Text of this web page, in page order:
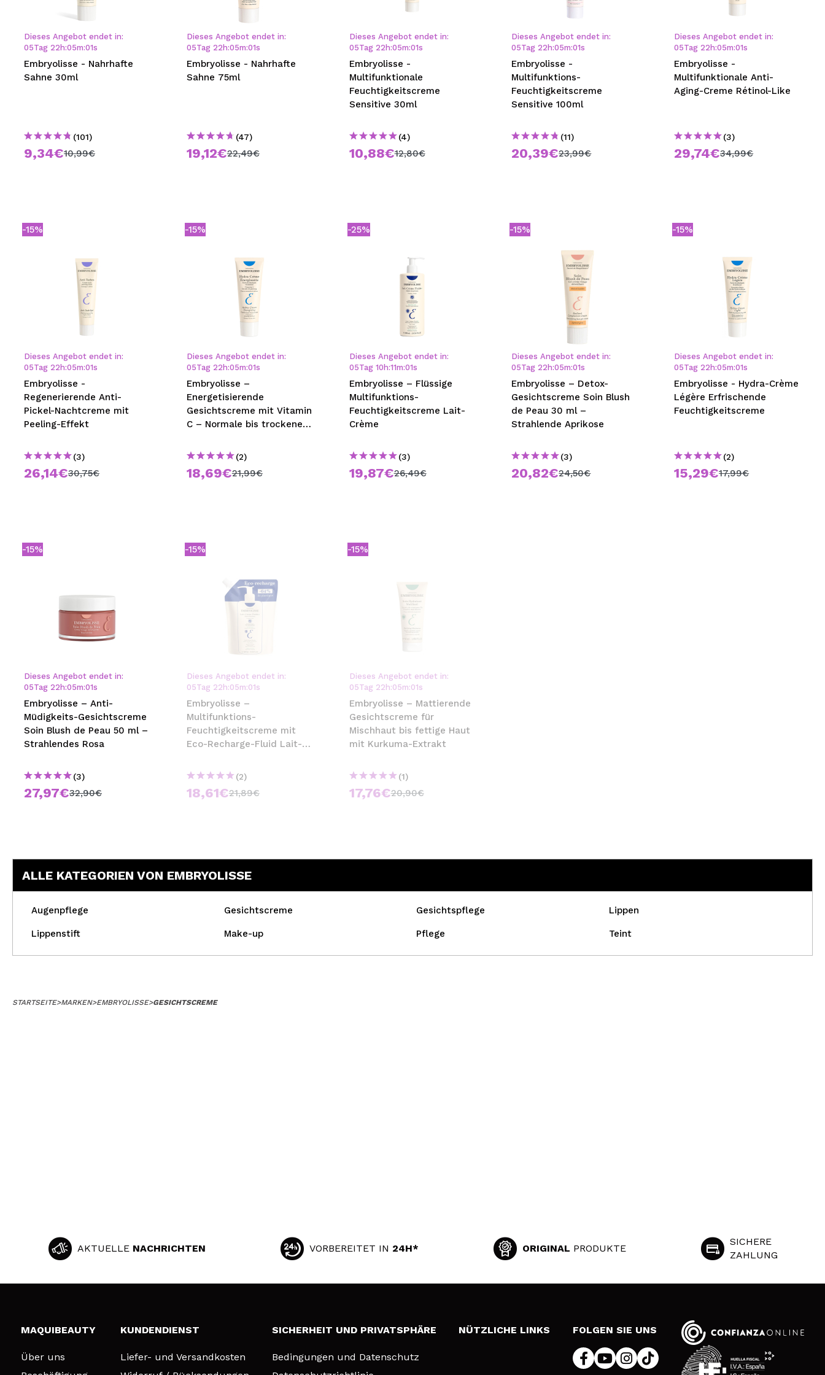
MAQUIFARMA
KOREA ZONE
TRAVEL SIZE
NATURE
SPECIALS
OUTLET
BLOG
bisherigen Vorgänge einsehen.
BENUTZERKONTO ERSTELLEN
Dieses Angebot endet in:
05Tag 22 h:04m:59s
Embryolisse - Nahrhafte
Sahne 30ml
(101)
9,34€10,99€
Dieses Angebot endet in:
05Tag 22 h:04m:59s
Embryolisse - Nahrhafte
Sahne 75ml
(47)
19,12€22,49€
Dieses Angebot endet in:
05Tag 22 h:04m:59s
Embryolisse -
Multifunktionale
Feuchtigkeitscreme
Sensitive 30ml
(4)
10,88€12,80€
Dieses Angebot endet in:
05Tag 22 h:04m:59s
Embryolisse -
Multifunktions-
Feuchtigkeitscreme
Sensitive 100ml
(11)
20,39€23,99€
Dieses Angebot endet in:
05Tag 22 h:04m:59s
Embryolisse -
Multifunktionale Anti-
Aging-Creme Rétinol-Like
(3)
29,74€34,99€
-15%
Dieses Angebot endet in:
05Tag 22 h:04m:59s
Embryolisse -
Regenerierende Anti-
Pickel-Nachtcreme mit
Peeling-Effekt
(3)
26,14€30,75€
-15%
Dieses Angebot endet in:
05Tag 22 h:04m:59s
Embryolisse –
Energetisierende
Gesichtscreme mit Vitamin
C – Normale bis trockene
(2)
18,69€21,99€
-25%
Dieses Angebot endet in:
05Tag 10 h:10m:59s
Embryolisse – Flüssige
Multifunktions-
Feuchtigkeitscreme Lait-
Crème
(3)
19,87€26,49€
-15%
Dieses Angebot endet in:
05Tag 22 h:04m:59s
Embryolisse – Detox-
Gesichtscreme Soin Blush
de Peau 30 ml –
Strahlende Aprikose
(3)
20,82€24,50€
-15%
Dieses Angebot endet in:
05Tag 22 h:04m:59s
Embryolisse - Hydra-Crème
Légère Erfrischende
Feuchtigkeitscreme
(2)
15,29€17,99€
-15%
Dieses Angebot endet in:
05Tag 22 h:04m:59s
Embryolisse – Anti-
Müdigkeits-Gesichtscreme
Soin Blush de Peau 50 ml –
Strahlendes Rosa
(3)
27,97€32,90€
-15%
Dieses Angebot endet in:
05Tag 22 h:04m:59s
Embryolisse –
Multifunktions-
Feuchtigkeitscreme mit
Eco-Recharge-Fluid Lait-
(2)
18,61€21,89€
-15%
Dieses Angebot endet in:
05Tag 22 h:04m:59s
Embryolisse – Mattierende
Gesichtscreme für
Mischhaut bis fettige Haut
mit Kurkuma-Extrakt
(1)
17,76€20,90€
ALLE KATEGORIEN VON EMBRYOLISSE
Augenpflege Gesichtscreme Gesichtspflege Lippen
Lippenstift Make-up Pflege Teint
STARTSEITE>MARKEN>EMBRYOLISSE>GESICHTSCREME
AKTUELLE NACHRICHTEN VORBEREITET IN 24H* ORIGINAL PRODUKTE
SICHERE
ZAHLUNG
MAQUIBEAUTY
Über uns
KUNDENDIENST
Liefer- und Versandkosten
SICHERHEIT UND PRIVATSPHÄRE
Bedingungen und Datenschutz
NÜTZLICHE LINKS FOLGEN SIE UNS